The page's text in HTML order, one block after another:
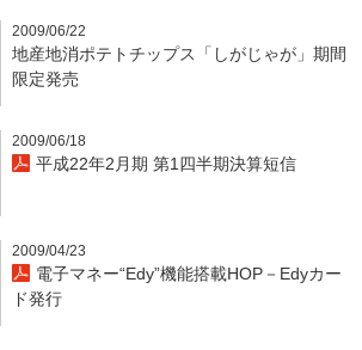
2009/06/22
地産地消ポテトチップス「しがじゃが」期間
限定発売
2009/06/18
平成22年2月期 第1四半期決算短信
2009/04/23
電子マネー“Edy”機能搭載HOP－Edyカー
ド発行